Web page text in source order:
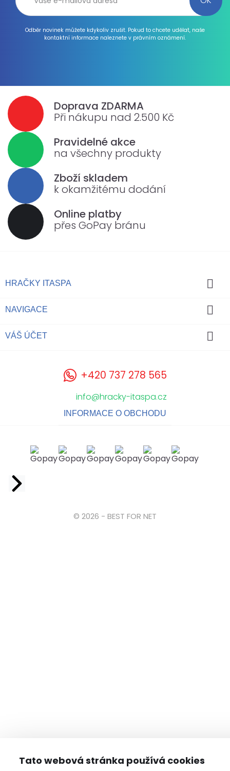
Tato webová stránka používá cookies
Odběr novinek můžete kdykoliv zrušit. Pokud to chcete udělat, naše
kontaktní informace naleznete v právním oznámení.
Doprava ZDARMA
Při nákupu nad 2.500 Kč
Pravidelné akce
na všechny produkty
Zboží skladem
k okamžitému dodání
Online platby
přes GoPay bránu
HRAČKY ITASPA 
NAVIGACE 
VÁŠ ÚČET 
+420 737 278 565
info@hracky-itaspa.cz
INFORMACE O OBCHODU
© 2026 - BEST FOR NET